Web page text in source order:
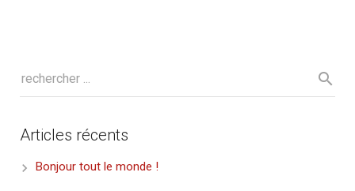
Articles récents
Bonjour tout le monde !